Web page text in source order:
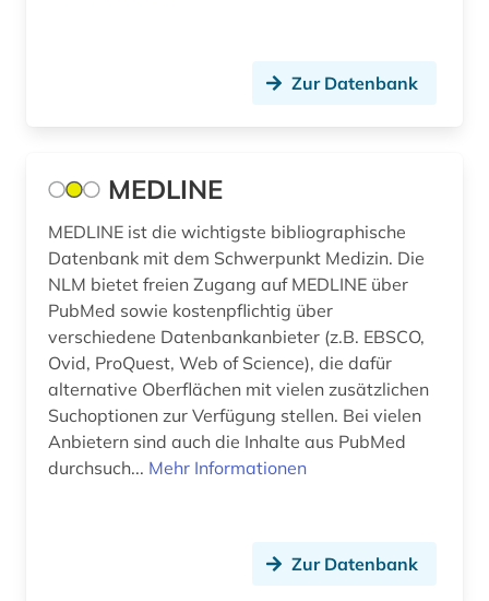
arbeitsschutz (4)
arbeitssicherheit (2)
arbeitstherapie (1)
architekt (1)
architektur (29)
architekturgeschichte (2)
Thueringen (5)
Tschechische Republik (20)
Tuerkei (6)
USA (45)
Ukraine (7)
Ungarn (9)
Vatikanstadt (1)
Zur Datenbank
MEDLINE
MEDLINE ist die wichtigste bibliographische
Datenbank mit dem Schwerpunkt Medizin. Die
NLM bietet freien Zugang auf MEDLINE über
PubMed sowie kostenpflichtig über
verschiedene Datenbankanbieter (z.B. EBSCO,
Ovid, ProQuest, Web of Science), die dafür
alternative Oberflächen mit vielen zusätzlichen
Suchoptionen zur Verfügung stellen. Bei vielen
Anbietern sind auch die Inhalte aus PubMed
durchsuch... Mehr Informationen
Zur Datenbank